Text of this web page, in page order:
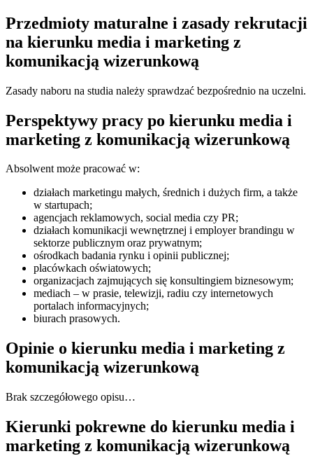
Przedmioty maturalne i zasady rekrutacji
na kierunku media i marketing z
komunikacją wizerunkową
Zasady naboru na studia należy sprawdzać bezpośrednio na uczelni.
Perspektywy pracy po kierunku media i
marketing z komunikacją wizerunkową
Absolwent może pracować w:
działach marketingu małych, średnich i dużych firm, a także
w startupach;
agencjach reklamowych, social media czy PR;
działach komunikacji wewnętrznej i employer brandingu w
sektorze publicznym oraz prywatnym;
ośrodkach badania rynku i opinii publicznej;
placówkach oświatowych;
organizacjach zajmujących się konsultingiem biznesowym;
mediach – w prasie, telewizji, radiu czy internetowych
portalach informacyjnych;
biurach prasowych.
Opinie o kierunku media i marketing z
komunikacją wizerunkową
Brak szczegółowego opisu…
Kierunki pokrewne do kierunku media i
marketing z komunikacją wizerunkową